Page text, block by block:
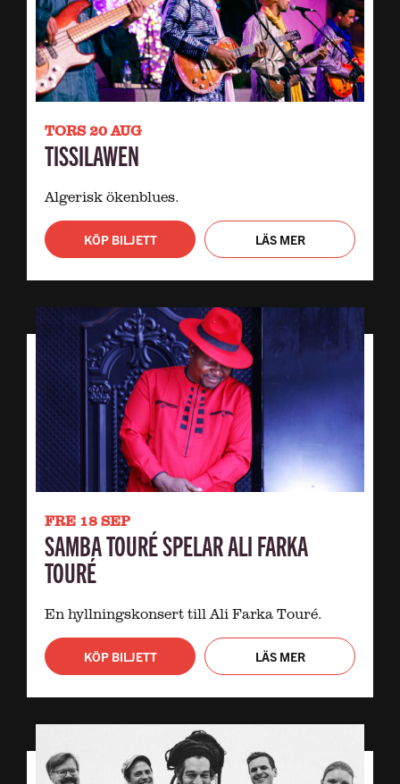
TORS 20 AUG
TISSILAWEN
Algerisk ökenblues.
KÖP BILJETT LÄS MER
FRE 18 SEP
SAMBA TOURÉ SPELAR ALI FARKA
TOURÉ
En hyllningskonsert till Ali Farka Touré.
KÖP BILJETT LÄS MER